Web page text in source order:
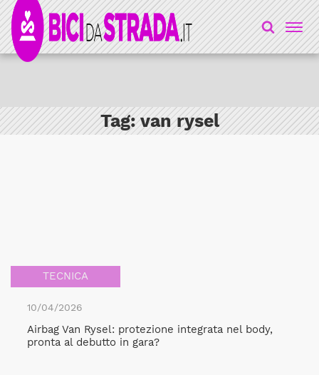
Tag:van rysel
TECNICA
10/04/2026
Airbag Van Rysel: protezione integrata nel body,
pronta al debutto in gara?